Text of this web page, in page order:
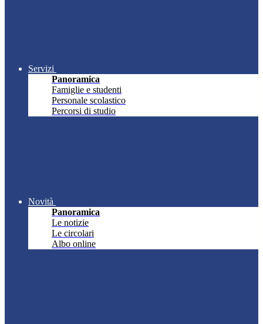
Servizi
Panoramica
Famiglie e studenti
Personale scolastico
Percorsi di studio
Novità
Panoramica
Le notizie
Le circolari
Albo online